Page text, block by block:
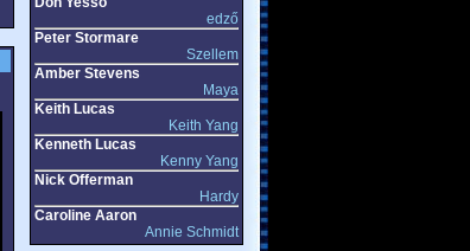
edző
Peter Stormare
Szellem
Amber Stevens
Maya
Keith Lucas
Keith Yang
Kenneth Lucas
Kenny Yang
Nick Offerman
Hardy
Caroline Aaron
Annie Schmidt